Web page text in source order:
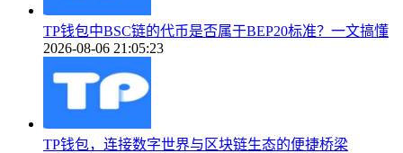
TP钱包中BSC链的代币是否属于BEP20标准？一文搞懂
2026-08-06 21:05:23
TP钱包，连接数字世界与区块链生态的便捷桥梁